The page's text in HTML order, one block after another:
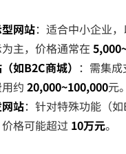
网站：适合中小企业，
主，价格通常在
如B2C商城） ：需集
约 20,000~100,000元。
站：针对特殊功能（如
格可能超过 10万元。